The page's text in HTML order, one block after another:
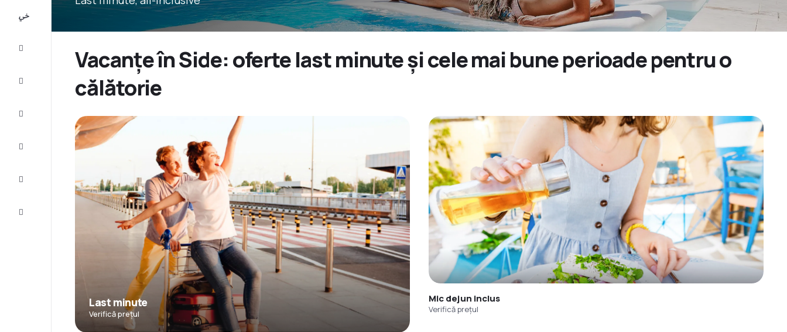
Vacanțe în Side: oferte last minute și cele mai bune perioade pentru o
călătorie
Last minute
Verifică prețul
Mic dejun inclus
Verifică prețul